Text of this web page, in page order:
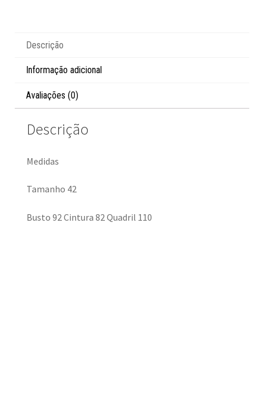
Descrição
Informação adicional
Avaliações (0)
Descrição
Medidas
Tamanho 42
Busto 92 Cintura 82 Quadril 110